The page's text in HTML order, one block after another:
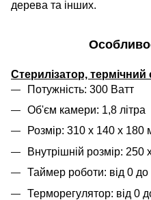
дерева та інших.
Стерилізатор,
Потужність: 300 Ватт
Об'єм камери: 1,8 літра
Розмір: 310 x 140 x 180
Внутрішній розмір: 250
Таймер роботи: від 0
Терморегулятор: від 0